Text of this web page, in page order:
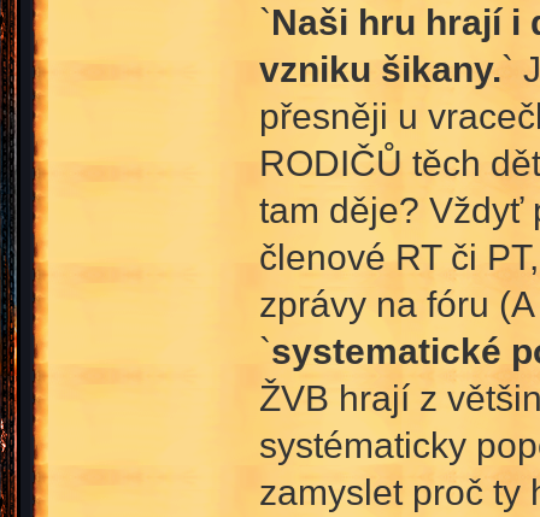
`Naši hru hrají i
vzniku šikany.`
přesněji u
RODIČŮ těch
tam děje? Vždyť
členové RT či
zprávy na fóru
`systematické
ŽVB hrají z
systématicky
zamyslet proč ty